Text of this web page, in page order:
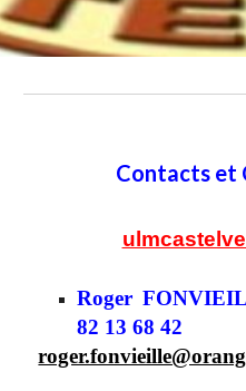
Contacts et
Roger
82 13 68 42